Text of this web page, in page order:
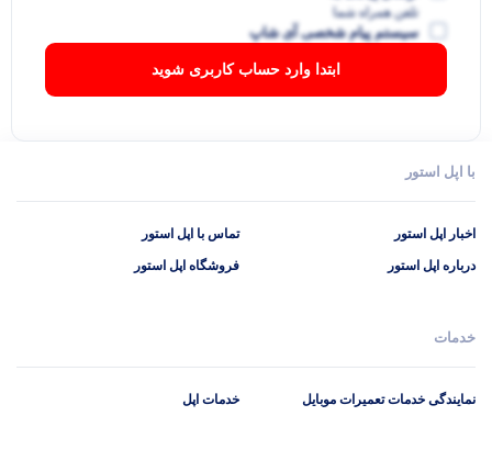
تلفن همراه شما
سیستم پیام شخصی آی شاپ
ابتدا وارد حساب کاربری شوید
با اپل استور
اخبار اپل استور
درباره اپل استور
تماس با اپل استور
فروشگاه اپل استور
خدمات
نمایندگی خدمات تعمیرات موبایل خدمات اپل